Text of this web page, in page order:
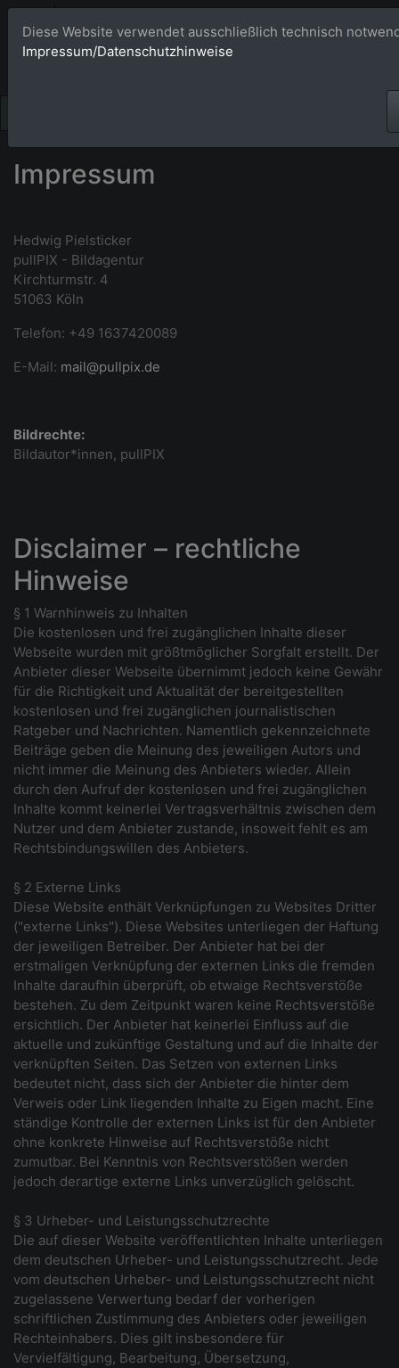
Bildagentur
Impressum
Hedwig Pielsticker
pullPIX - Bildagentur
Kirchturmstr. 4
51063 Köln
Telefon: +49 1637420089
E-Mail: mail@pullpix.de
Bildrechte:
Bildautor*innen, pullPIX
Disclaimer – rechtliche
Hinweise
§ 1 Warnhinweis zu Inhalten
Die kostenlosen und frei zugänglichen Inhalte dieser
Webseite wurden mit größtmöglicher Sorgfalt erstellt. Der
Anbieter dieser Webseite übernimmt jedoch keine Gewähr
für die Richtigkeit und Aktualität der bereitgestellten
kostenlosen und frei zugänglichen journalistischen
Ratgeber und Nachrichten. Namentlich gekennzeichnete
Beiträge geben die Meinung des jeweiligen Autors und
nicht immer die Meinung des Anbieters wieder. Allein
durch den Aufruf der kostenlosen und frei zugänglichen
Inhalte kommt keinerlei Vertragsverhältnis zwischen dem
Nutzer und dem Anbieter zustande, insoweit fehlt es am
Rechtsbindungswillen des Anbieters.
§ 2 Externe Links
Diese Website enthält Verknüpfungen zu Websites Dritter
("externe Links"). Diese Websites unterliegen der Haftung
der jeweiligen Betreiber. Der Anbieter hat bei der
erstmaligen Verknüpfung der externen Links die fremden
Inhalte daraufhin überprüft, ob etwaige Rechtsverstöße
bestehen. Zu dem Zeitpunkt waren keine Rechtsverstöße
ersichtlich. Der Anbieter hat keinerlei Einfluss auf die
aktuelle und zukünftige Gestaltung und auf die Inhalte der
verknüpften Seiten. Das Setzen von externen Links
bedeutet nicht, dass sich der Anbieter die hinter dem
Verweis oder Link liegenden Inhalte zu Eigen macht. Eine
ständige Kontrolle der externen Links ist für den Anbieter
ohne konkrete Hinweise auf Rechtsverstöße nicht
zumutbar. Bei Kenntnis von Rechtsverstößen werden
jedoch derartige externe Links unverzüglich gelöscht.
§ 3 Urheber- und Leistungsschutzrechte
Die auf dieser Website veröffentlichten Inhalte unterliegen
dem deutschen Urheber- und Leistungsschutzrecht. Jede
vom deutschen Urheber- und Leistungsschutzrecht nicht
zugelassene Verwertung bedarf der vorherigen
schriftlichen Zustimmung des Anbieters oder jeweiligen
Rechteinhabers. Dies gilt insbesondere für
Vervielfältigung, Bearbeitung, Übersetzung,
Diese Website verwendet ausschließlich technisch
Impressum/Datenschutzhinweise